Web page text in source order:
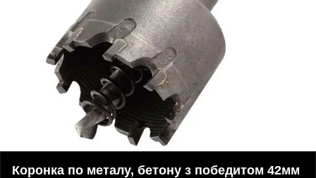
Коронка по металу, бетону з победитом 42мм